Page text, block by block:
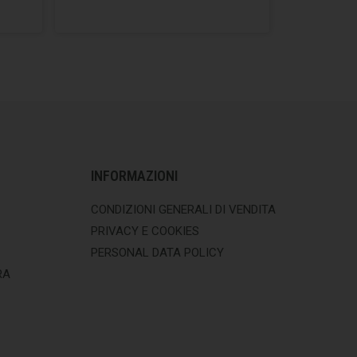
INFORMAZIONI
CONDIZIONI GENERALI DI VENDITA
PRIVACY E COOKIES
PERSONAL DATA POLICY